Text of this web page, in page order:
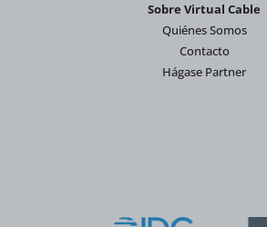
Sobre Virtual Cable
Quiénes Somos
Contacto
Hágase Partner